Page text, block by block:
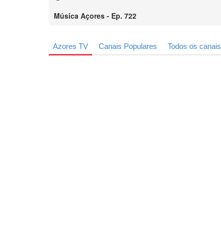
Música Açores - Ep. 722
Azores TV Canais Populares Todos os canais